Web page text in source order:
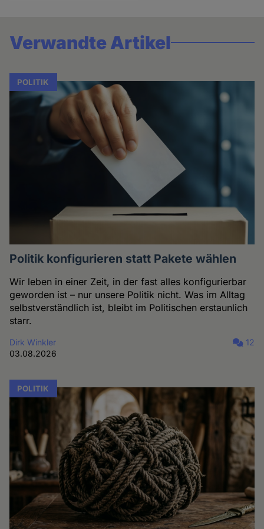
Verwandte Artikel
POLITIK
Politik konfigurieren statt Pakete wählen
Wir leben in einer Zeit, in der fast alles konfigurierbar
geworden ist – nur unsere Politik nicht. Was im Alltag
selbstverständlich ist, bleibt im Politischen erstaunlich
starr.
Dirk Winkler
03.08.2026
12
POLITIK